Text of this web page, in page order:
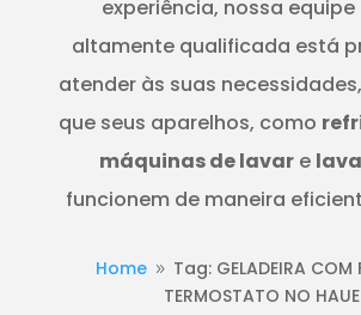
experiência, nossa
altamente qualificada está
atender às suas
que seus aparelhos, como
máquinas de lavar e
funcionem de maneira
Home 9 Tag: GELADEIRA COM
TERMOSTATO NO